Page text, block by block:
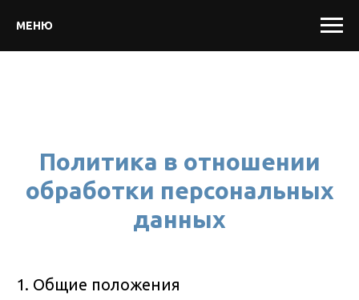
МЕНЮ
Политика в отношении
обработки персональных
данных
1. Общие положения